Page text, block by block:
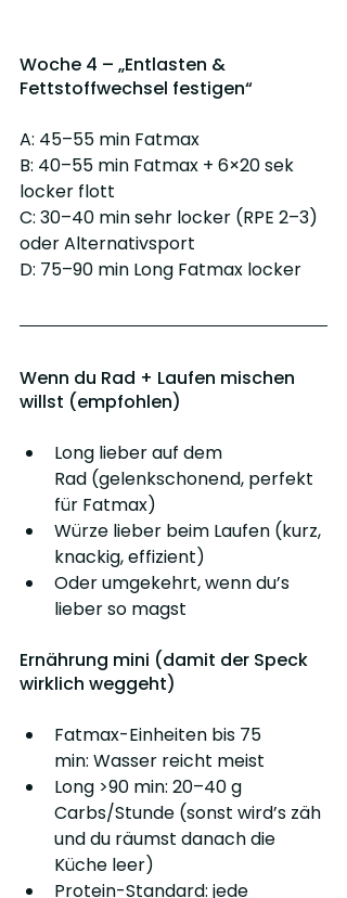
Woche 4 – „Entlasten &
Fettstoffwechsel festigen“
A: 45–55 min Fatmax
B: 40–55 min Fatmax + 6×20 sek
locker flott
C: 30–40 min sehr locker (RPE 2–3)
oder Alternativsport
D: 75–90 min Long Fatmax locker
Wenn du Rad + Laufen mischen
willst (empfohlen)
Long lieber auf dem
Rad (gelenkschonend, perfekt
für Fatmax)
Würze lieber beim Laufen (kurz,
knackig, effizient)
Oder umgekehrt, wenn du’s
lieber so magst
Ernährung mini (damit der Speck
wirklich weggeht)
Fatmax-Einheiten bis 75
min: Wasser reicht meist
Long >90 min: 20–40 g
Carbs/Stunde (sonst wird’s zäh
und du räumst danach die
Küche leer)
Protein-Standard: jede